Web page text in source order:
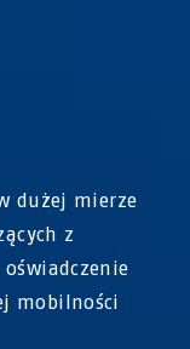
w dużej mierze
z
mobilności